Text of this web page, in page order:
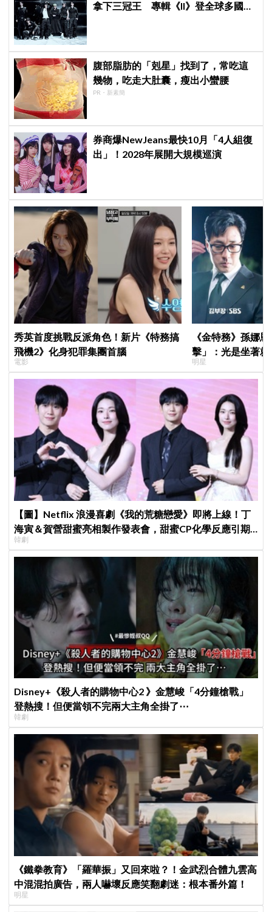
拿下三冠王 專輯《II》登全球多國排
腹部脂肪的「剋星」找到了，常吃這
幾物，吃走大肚囊，瘦出小蠻腰
PR・新素簡
券商爆NewJeans最快10月「4人組復
出」！2028年展開大規模巡演
秀英首度挑戰反派角色！新片《特務搞
飛機2》化身犯罪集團首腦
電影
《金特務》孫娜
擊」：光是坐著
明星
【圖】Netflix 浪漫喜劇《我的荒糖戀愛》即將上線！丁
海寅＆賀營甜蜜亮相製作發表會，甜蜜CP化學反應引期
待
韓劇
Disney+《殺人者的購物中心2 》金慧峻「4分鐘槍戰」
登熱搜！但便當領不完兩大主角全掛了⋯
韓劇
《鐵拳教育》「羅華振」又回來啦？！金武烈合體九雲高
中混混拍廣告，兩人嚇壞反應笑翻劇迷：根本番外篇！
明星